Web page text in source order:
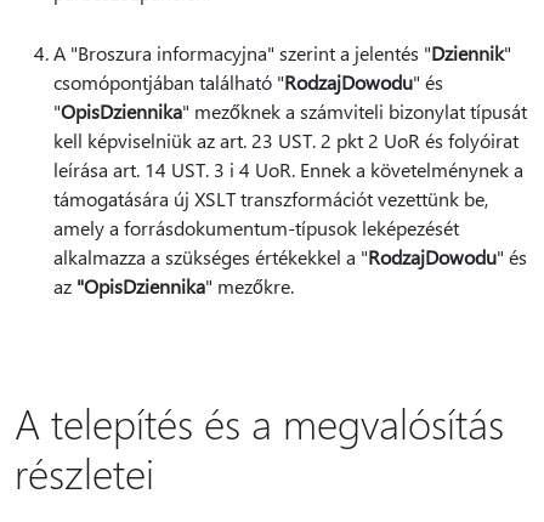
A "Broszura informacyjna" szerint a jelentés "Dziennik"
csomópontjában található "RodzajDowodu" és
"OpisDziennika" mezőknek a számviteli bizonylat típusát
kell képviselniük az art. 23 UST. 2 pkt 2 UoR és folyóirat
leírása art. 14 UST. 3 i 4 UoR. Ennek a követelménynek a
támogatására új XSLT transzformációt vezettünk be,
amely a forrásdokumentum-típusok leképezését
alkalmazza a szükséges értékekkel a "RodzajDowodu" és
az "OpisDziennika" mezőkre.
A telepítés és a megvalósítás
részletei